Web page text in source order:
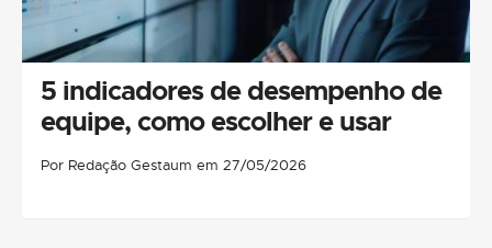
5 indicadores de desempenho de
equipe, como escolher e usar
Por Redação Gestaum em 27/05/2026